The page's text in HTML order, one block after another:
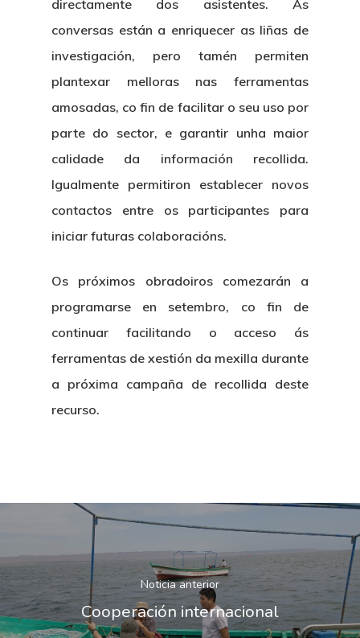
directamente dos asistentes. As
conversas están a enriquecer as liñas de
investigación, pero tamén permiten
plantexar melloras nas ferramentas
amosadas, co fin de facilitar o seu uso por
parte do sector, e garantir unha maior
calidade da información recollida.
Igualmente permitiron establecer novos
contactos entre os participantes para
iniciar futuras colaboracións.
Os próximos obradoiros comezarán a
programarse en setembro, co fin de
continuar facilitando o acceso ás
ferramentas de xestión da mexilla durante
a próxima campaña de recollida deste
recurso.
Noticia anterior
Cooperación internacional